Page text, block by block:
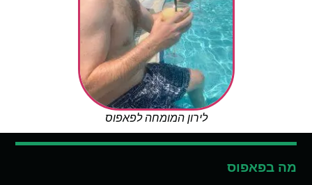
לירון המומחה לפאפוס
מה בפאפוס